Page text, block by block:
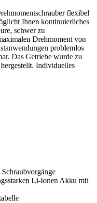
flexibel
Ihnen kontinuierliches
schwer zu
Drehmoment von
problemlos
Das Getriebe wurde zu
Individuelles
Li-Ionen Akku mit